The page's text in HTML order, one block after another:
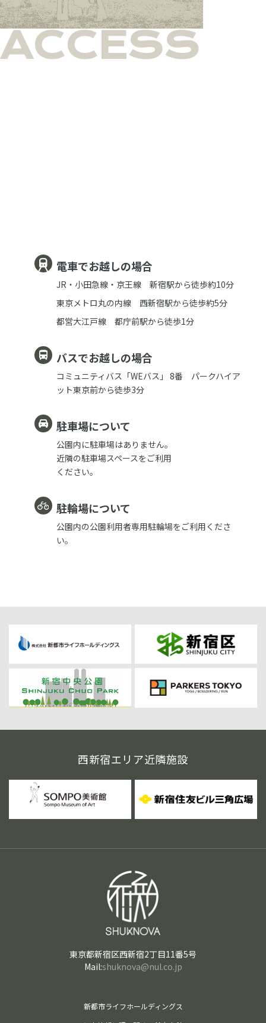
ACCESS
電車でお越しの場合
JR・小田急線・京王線 新宿駅から徒歩約10分
東京メトロ丸の内線 西新宿駅から徒歩約5分
都営大江戸線 都庁前駅から徒歩1分
バスでお越しの場合
コミュニティバス「WEバス」 8番 パークハイア
ット東京前から徒歩3分
駐車場について
公園内に駐車場はありません。
近隣の駐車場スペースをご利用
ください。
駐輪場について
公園内の公園利用者専用駐輪場をご利用くださ
い。
西新宿エリア近隣施設
東京都新宿区西新宿2丁目11番5号
Mail:shuknova@nul.co.jp
新都市ライフホールディングス